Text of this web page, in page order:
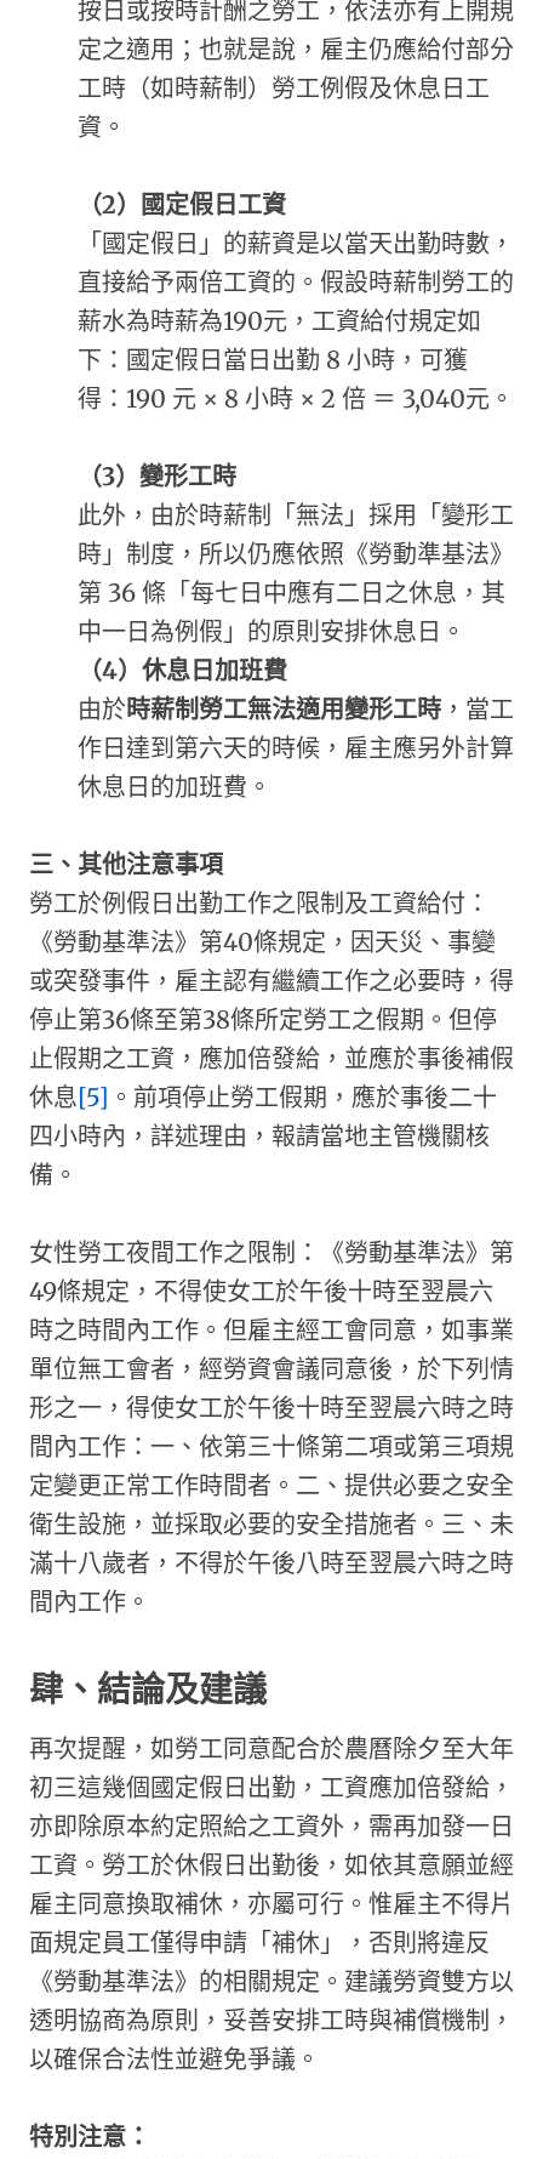
按日或按時計酬之勞工，依法亦有上開規
定之適用；也就是說，雇主仍應給付部分
工時（如時薪制）勞工例假及休息日工
資。
（2）
國定假日工資
「國定假日」的薪資是以當天出勤時數，
直接給予兩倍工資的。假設時薪制勞工的
薪水為時薪為190元，工資給付規定如
下：國定假日當日出勤 8 小時，可獲
得：190 元 × 8 小時 × 2 倍 ＝ 3,040元。
（3） 變形工時
此外，由於時薪制「無法」採用「變形工
時」制度，所以仍應依照《勞動準基法》
第 36 條「每七日中應有二日之休息，其
中一日為例假」的原則安排休息日。
（4） 休息日加班費
由於時薪制勞工無法適用變形工時 ，當工
作日達到第六天的時候，雇主應另外計算
休息日的加班費。
三、其他注意事項
勞工於例假日出勤工作之限制及工資給付：
《勞動基準法》第40條規定，因天災、事變
或突發事件，雇主認有繼續工作之必要時，得
停止第36條至第38條所定勞工之假期。但停
止假期之工資，應加倍發給，並應於事後補假
休息[5] 。前項停止勞工假期，應於事後二十
四小時內，詳述理由，報請當地主管機關核
備。
女性勞工夜間工作之限制：《勞動基準法》第
49條規定，不得使女工於午後十時至翌晨六
時之時間內工作。但雇主經工會同意，如事業
單位無工會者，經勞資會議同意後，於下列情
形之一，得使女工於午後十時至翌晨六時之時
間內工作：一、依第三十條第二項或第三項規
定變更正常工作時間者。二、提供必要之安全
衛生設施，並採取必要的安全措施者。三、未
滿十八歲者，不得於午後八時至翌晨六時之時
間內工作。
肆、結論及建議
再次提醒，如勞工同意配合於農曆除夕至大年
初三這幾個國定假日出勤，工資應加倍發給，
亦即除原本約定照給之工資外，需再加發一日
工資。勞工於休假日出勤後，如依其意願並經
雇主同意換取補休，亦屬可行。惟雇主不得片
面規定員工僅得申請「補休」，否則將違反
《勞動基準法》的相關規定。建議勞資雙方以
透明協商為原則，妥善安排工時與補償機制，
以確保合法性並避免爭議。
特別注意：